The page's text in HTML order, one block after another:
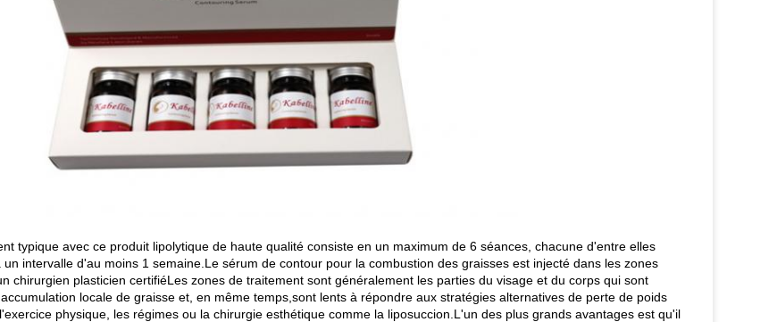
typique avec ce produit lipolytique de haute qualité consiste en un maximum de 6 séances, chacune d'entre elles
un intervalle d'au moins 1 semaine.Le sérum de contour pour la combustion des graisses est injecté dans les zones
chirurgien plasticien certifiéLes zones de traitement sont généralement les parties du visage et du corps qui sont
locale de graisse et, en même temps,sont lents à répondre aux stratégies alternatives de perte de poids
physique, les régimes ou la chirurgie esthétique comme la liposuccion.L'un des plus grands avantages est qu'il